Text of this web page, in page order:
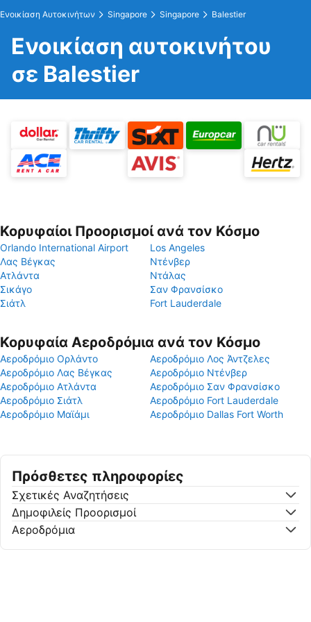
Ενοικίαση Αυτοκινήτων Singapore Singapore Balestier
Ενοικίαση αυτοκινήτου
σε Balestier
Κορυφαίοι Προορισμοί ανά τον Κόσμο
Orlando International Airport
Los Angeles
Λας Βέγκας
Ντένβερ
Ατλάντα
Ντάλας
Σικάγο
Σαν Φρανσίσκο
Σιάτλ
Fort Lauderdale
Κορυφαία Αεροδρόμια ανά τον Κόσμο
Αεροδρόμιο Ορλάντο
Αεροδρόμιο Λος Άντζελες
Αεροδρόμιο Λας Βέγκας
Αεροδρόμιο Ντένβερ
Αεροδρόμιο Ατλάντα
Αεροδρόμιο Σαν Φρανσίσκο
Αεροδρόμιο Σιάτλ
Αεροδρόμιο Fort Lauderdale
Αεροδρόμιο Μαϊάμι
Αεροδρόμιο Dallas Fort Worth
Πρόσθετες πληροφορίες
Σχετικές Αναζητήσεις
Δημοφιλείς Προορισμοί
Αεροδρόμια